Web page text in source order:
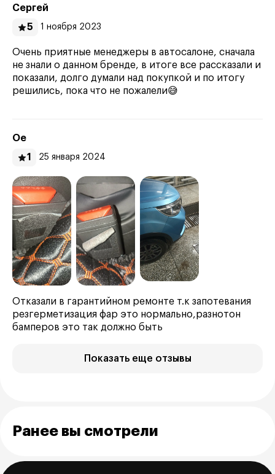
Сергей
5
1 ноября 2023
Очень приятные менеджеры в автосалоне, сначала
не знали о данном бренде, в итоге все рассказали и
показали, долго думали над покупкой и по итогу
решились, пока что не пожалели😅
Ое
1
25 января 2024
Отказали в гарантийном ремонте т.к запотевания
резгерметизация фар это нормально,разнотон
бамперов это так должно быть
Показать еще отзывы
Ранее вы смотрели